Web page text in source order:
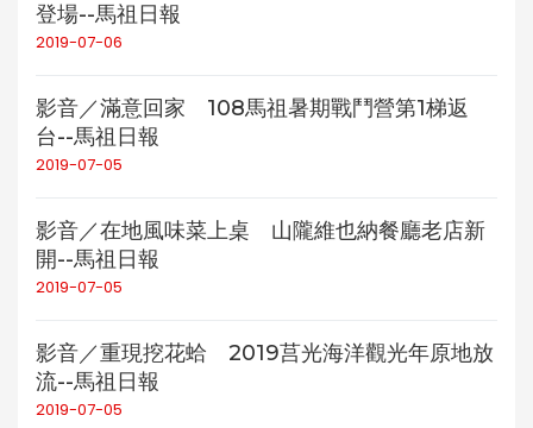
登場--馬祖日報
2019-07-06
影音／滿意回家 108馬祖暑期戰鬥營第1梯返
台--馬祖日報
2019-07-05
影音／在地風味菜上桌 山隴維也納餐廳老店新
開--馬祖日報
2019-07-05
影音／重現挖花蛤 2019莒光海洋觀光年原地放
流--馬祖日報
2019-07-05